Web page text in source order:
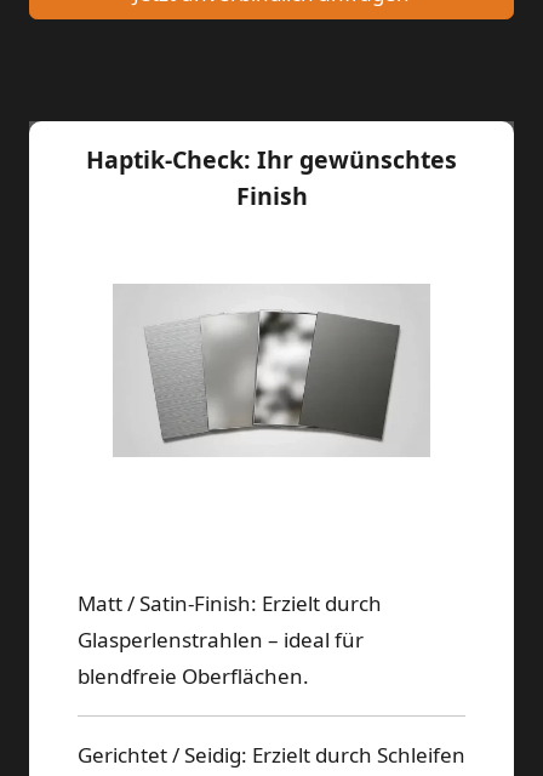
Haptik-Check: Ihr gewünschtes
Finish
Matt / Satin-Finish: Erzielt durch
Glasperlenstrahlen – ideal für
blendfreie Oberflächen.
Gerichtet / Seidig: Erzielt durch Schleifen